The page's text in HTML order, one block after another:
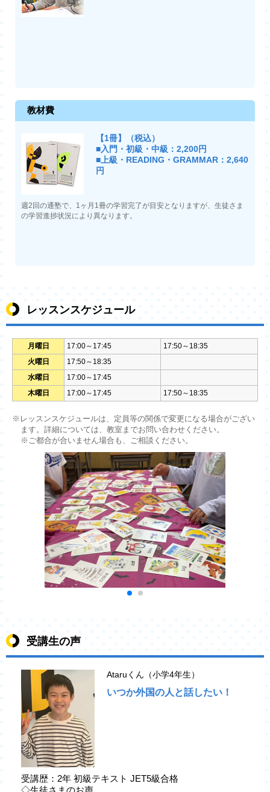
教材費
【1冊】（税込）
■入門・初級・中級：2,200円
■上級・READING・GRAMMAR：2,640
円
週2回の通塾で、1ヶ月1冊の学習完了が目安となりますが、生徒さま
の学習進捗状況により異なります。
レッスンスケジュール
月曜日 17:00～17:45
17:50～18:35
火曜日
17:50～18:35
水曜日
17:00～17:45
木曜日
17:00～17:45 17:50～18:35
※レッスンスケジュールは、定員等の関係で変更になる場合がござい
ます。詳細については、教室までお問い合わせください。
※ご都合が合いません場合も、ご相談ください。
受講生の声
Ataruくん（小学4年生）
いつか外国の人と話したい！
受講歴：2年 初級テキスト JET5級合格
◇生徒さまのお声